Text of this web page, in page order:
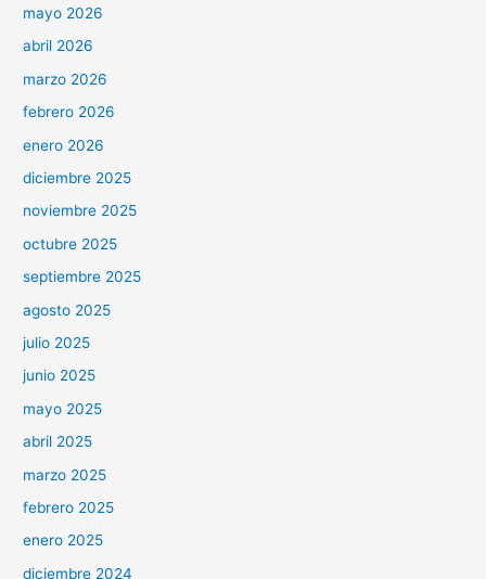
mayo 2026
abril 2026
marzo 2026
febrero 2026
enero 2026
diciembre 2025
noviembre 2025
octubre 2025
septiembre 2025
agosto 2025
julio 2025
junio 2025
mayo 2025
abril 2025
marzo 2025
febrero 2025
enero 2025
diciembre 2024